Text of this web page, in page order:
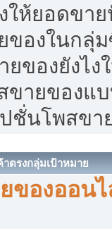
ให้ยอดขา
ของในกลุ่
ยของยังไ
ขายของแ
ชั่นโพสขา
ตรงกลุ่มเป้าหมาย
ของออน